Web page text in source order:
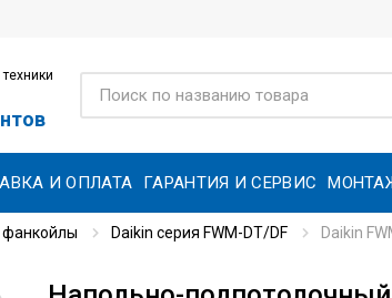
И ОПЛАТА ГАРАНТИЯ И СЕРВИС
фанкойлы Daikin серия FWM-DT/DF Daikin